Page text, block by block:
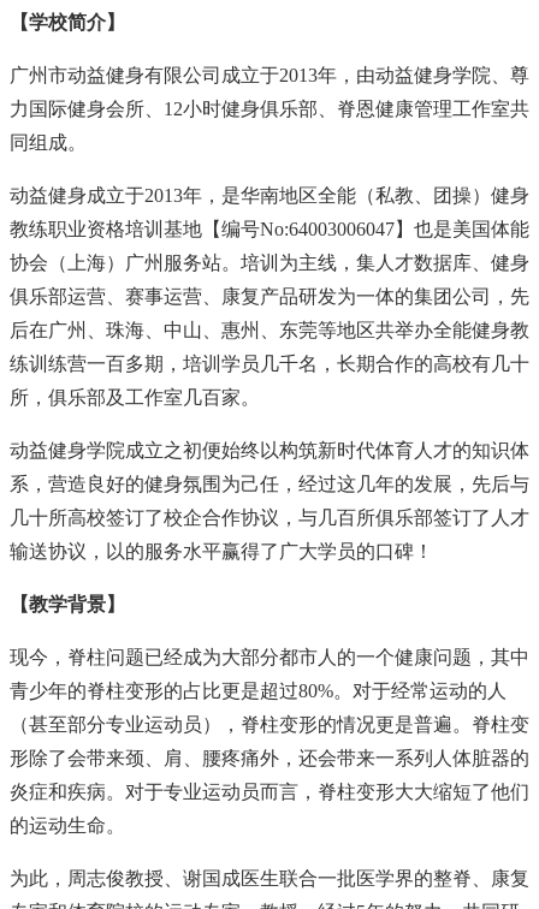
【学校简介】
广州市动益健身有限公司成立于2013年，由动益健身学院、尊
力国际健身会所、12小时健身俱乐部、脊恩健康管理工作室共
同组成。
动益健身成立于2013年，是华南地区全能（私教、团操）健身
教练职业资格培训基地【编号No:64003006047】也是美国体能
协会（上海）广州服务站。培训为主线，集人才数据库、健身
俱乐部运营、赛事运营、康复产品研发为一体的集团公司，先
后在广州、珠海、中山、惠州、东莞等地区共举办全能健身教
练训练营一百多期，培训学员几千名，长期合作的高校有几十
所，俱乐部及工作室几百家。
动益健身学院成立之初便始终以构筑新时代体育人才的知识体
系，营造良好的健身氛围为己任，经过这几年的发展，先后与
几十所高校签订了校企合作协议，与几百所俱乐部签订了人才
输送协议，以的服务水平赢得了广大学员的口碑！
【教学背景】
现今，脊柱问题已经成为大部分都市人的一个健康问题，其中
青少年的脊柱变形的占比更是超过80%。对于经常运动的人
（甚至部分专业运动员），脊柱变形的情况更是普遍。脊柱变
形除了会带来颈、肩、腰疼痛外，还会带来一系列人体脏器的
炎症和疾病。对于专业运动员而言，脊柱变形大大缩短了他们
的运动生命。
为此，周志俊教授、谢国成医生联合一批医学界的整脊、康复